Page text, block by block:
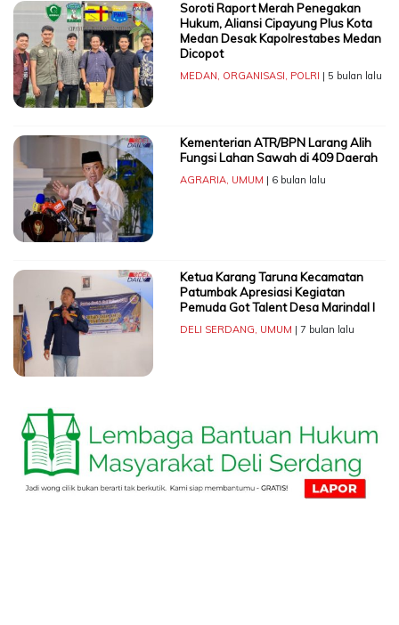
Soroti Raport Merah Penegakan
Hukum, Aliansi Cipayung Plus Kota
Medan Desak Kapolrestabes Medan
Dicopot
MEDAN, ORGANISASI, POLRI | 5 bulan lalu
Kementerian ATR/BPN Larang Alih
Fungsi Lahan Sawah di 409 Daerah
AGRARIA, UMUM | 6 bulan lalu
Ketua Karang Taruna Kecamatan
Patumbak Apresiasi Kegiatan
Pemuda Got Talent Desa Marindal I
DELI SERDANG, UMUM | 7 bulan lalu